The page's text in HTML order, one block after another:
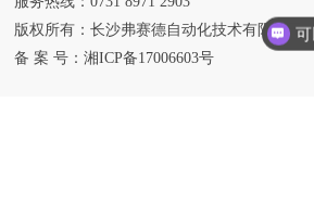
版权所有：长沙弗赛德自动化技术有限公司
备 案 号：湘ICP备17006603号